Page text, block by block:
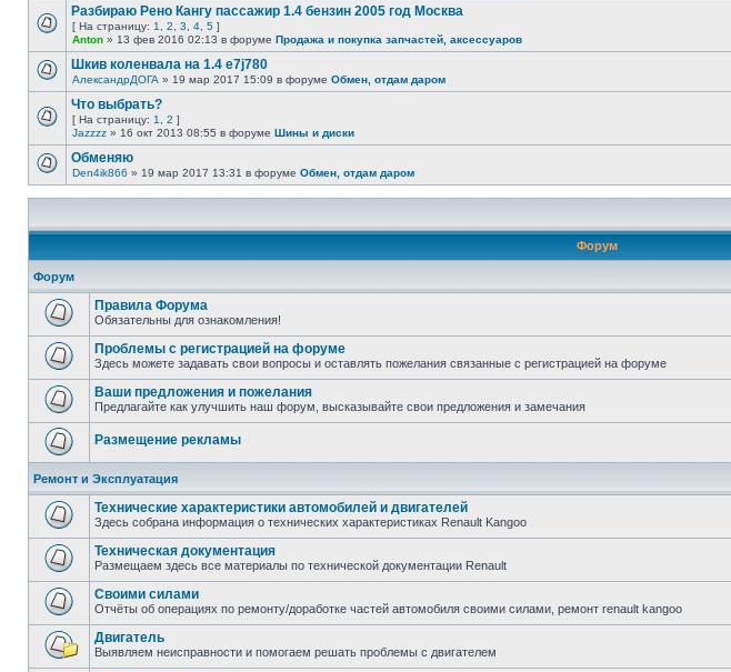
Разбираю Рено Кангу пассажир 1.4 бензин 2005 год Москва
[ На страницу: 1 2 3 4 5 ]
Anton » 13 фев 2016 02:13 в форуме Продажа и покупка запчастей, аксессуаров
Шкив коленвала на 1.4 e7j780
АлександрДОГА » 19 мар 2017 15:09 в форуме Обмен, отдам даром
Что выбрать?
[ На страницу: 1 2 ]
Jazzzz » 16 окт 2013 08:55 в форуме Шины и диски
Обменяю
Den4ik866 » 19 мар 2017 13:31 в форуме Обмен, отдам даром
Форум
Форум
Правила Форума
Обязательны для ознакомления!
Проблемы с регистрацией на форуме
Здесь можете задавать свои вопросы и оставлять пожелания связанные с регистрацией на форуме
Ваши предложения и пожелания
Предлагайте как улучшить наш форум, высказывайте свои предложения и замечания
Размещение рекламы
Ремонт и Эксплуатация
Технические характеристики автомобилей и двигателей
Здесь собрана информация о технических характеристиках Renault Kangoo
Техническая документация
Размещаем здесь все материалы по технической документации Renault
Своими силами
Отчёты об операциях по ремонту/доработке частей автомобиля своими силами, ремонт renault kangoo
Двигатель
Выявляем неисправности и помогаем решать проблемы с двигателем